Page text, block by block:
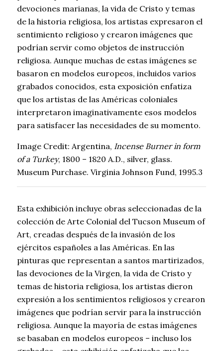
devociones marianas, la vida de Cristo y temas
de la historia religiosa, los artistas expresaron el
sentimiento religioso y crearon imágenes que
podrían servir como objetos de instrucción
religiosa. Aunque muchas de estas imágenes se
basaron en modelos europeos, incluidos varios
grabados conocidos, esta exposición enfatiza
que los artistas de las Américas coloniales
interpretaron imaginativamente esos modelos
para satisfacer las necesidades de su momento.
Image Credit: Argentina, Incense Burner in form
of a Turkey, 1800 – 1820 A.D., silver, glass.
Museum Purchase. Virginia Johnson Fund, 1995.3
Esta exhibición incluye obras seleccionadas de la
colección de Arte Colonial del Tucson Museum of
Art, creadas después de la invasión de los
ejércitos españoles a las Américas. En las
pinturas que representan a santos martirizados,
las devociones de la Virgen, la vida de Cristo y
temas de historia religiosa, los artistas dieron
expresión a los sentimientos religiosos y crearon
imágenes que podrían servir para la instrucción
religiosa. Aunque la mayoría de estas imágenes
se basaban en modelos europeos – incluso los